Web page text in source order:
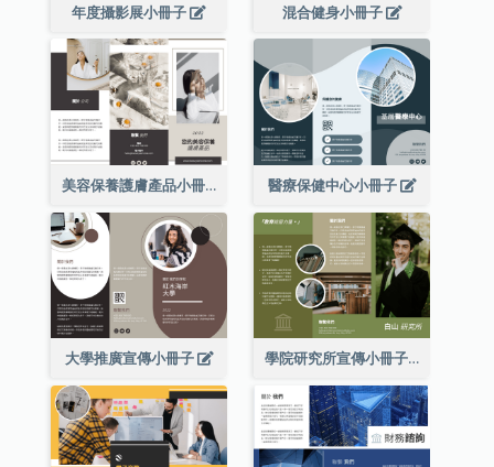
年度攝影展小冊子 混合健身小冊子
美容保養護膚產品小冊子 醫療保健中心小冊子
大學推廣宣傳小冊子 學院研究所宣傳小冊子